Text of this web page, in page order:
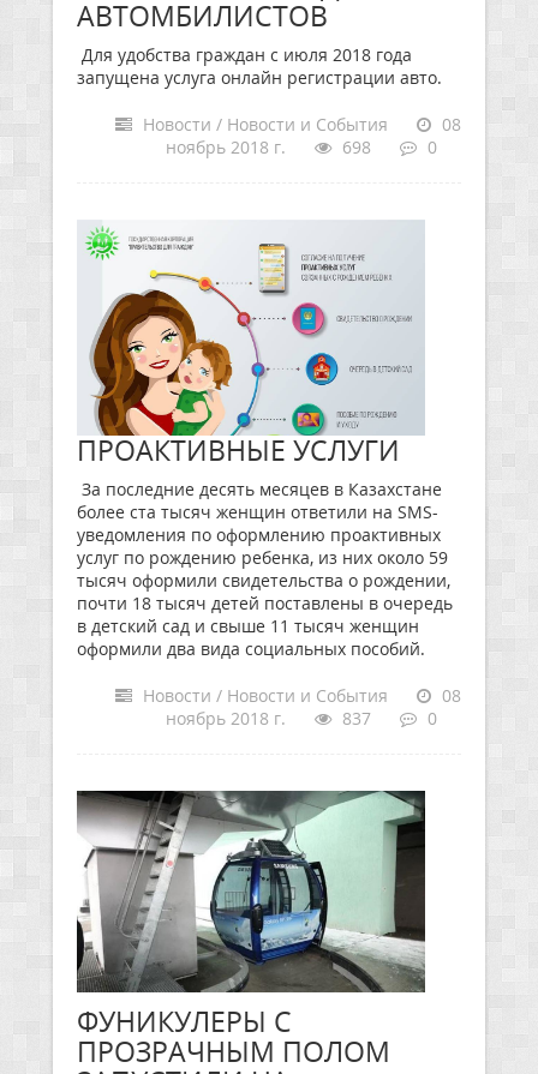
АВТОМБИЛИСТОВ
Для удобства граждан с июля 2018 года
запущена услуга онлайн регистрации авто.
Новости / Новости и События
08
ноябрь 2018 г.
698 0
ПРОАКТИВНЫЕ УСЛУГИ
За последние десять месяцев в Казахстане
более ста тысяч женщин ответили на SMS-
уведомления по оформлению проактивных
услуг по рождению ребенка, из них около 59
тысяч оформили свидетельства о рождении,
почти 18 тысяч детей поставлены в очередь
в детский сад и свыше 11 тысяч женщин
оформили два вида социальных пособий.
Новости / Новости и События
08
ноябрь 2018 г.
837 0
ФУНИКУЛЕРЫ С
ПРОЗРАЧНЫМ ПОЛОМ